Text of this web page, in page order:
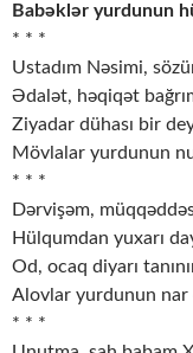
Babəklər yurdunun
* * *
Ustadım Nəsimi,
Ədalət, həqiqət
Ziyadar dühası bir
Mövlalar yurdunun
* * *
Dərvişəm,
Hülqumdan yuxarı
Od, ocaq diyarı
Alovlar yurdunun nar
* * *